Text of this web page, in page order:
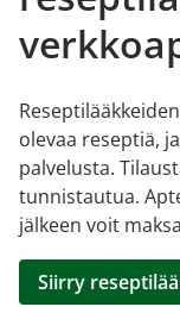
olevaa reseptiä,
palvelusta.
tunnistautua.
jälkeen voit
Siirry